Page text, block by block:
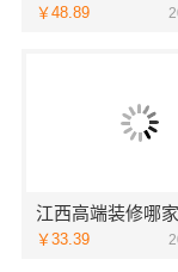
￥48.89
￥33.39